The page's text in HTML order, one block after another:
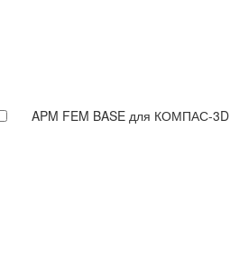
APM FEM BASE для КОМПАС-3D